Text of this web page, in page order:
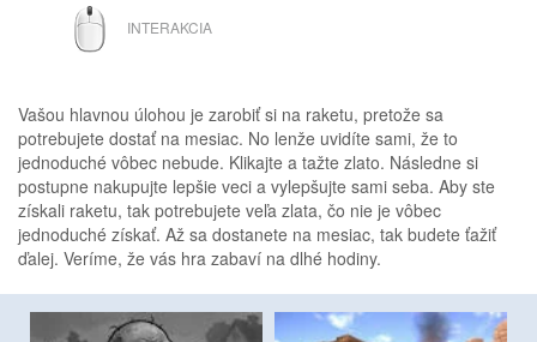
MYŠ
INTERAKCIA
Vašou hlavnou úlohou je zarobiť si na raketu, pretože sa
potrebujete dostať na mesiac. No lenže uvidíte sami, že to
jednoduché vôbec nebude. Klikajte a tažte zlato. Následne si
postupne nakupujte lepšie veci a vylepšujte sami seba. Aby ste
získali raketu, tak potrebujete veľa zlata, čo nie je vôbec
jednoduché získať. Až sa dostanete na mesiac, tak budete ťažiť
ďalej. Veríme, že vás hra zabaví na dlhé hodiny.